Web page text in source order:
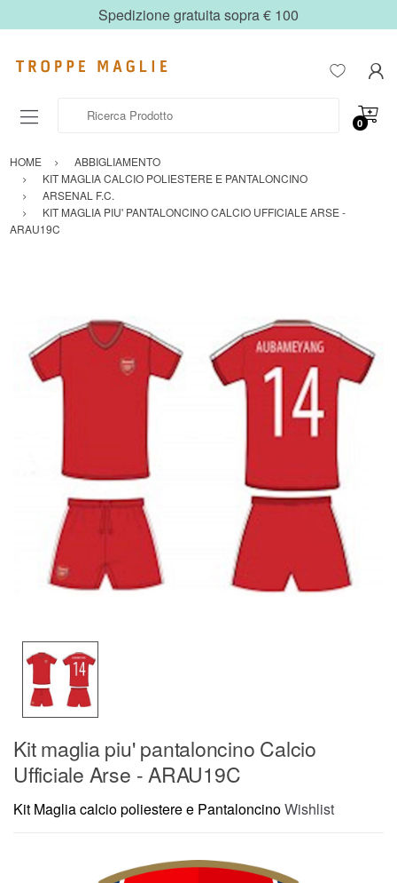
Spedizione gratuita sopra € 100
0
HOME
ABBIGLIAMENTO
KIT MAGLIA CALCIO POLIESTERE E PANTALONCINO
ARSENAL F.C.
KIT MAGLIA PIU' PANTALONCINO CALCIO UFFICIALE ARSE -
ARAU19C
Kit maglia piu' pantaloncino Calcio
Ufficiale Arse - ARAU19C
Kit Maglia calcio poliestere e PantaloncinoWishlist